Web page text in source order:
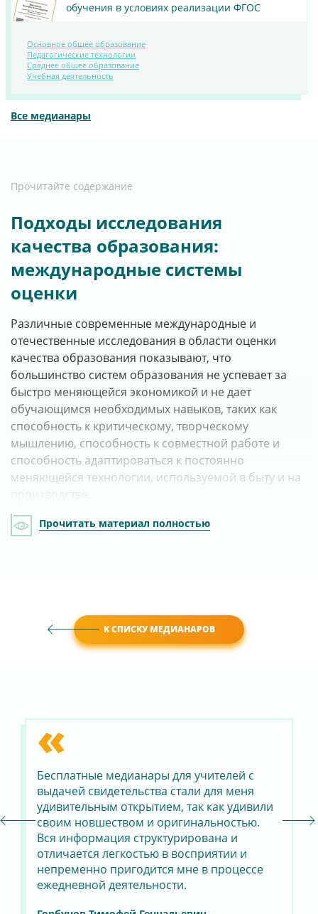
ПОСМОТРЕТЬ
МАТЕРИАЛ
обучения в условиях реализации ФГОС
Основное общее образование
Педагогические технологии
Среднее общее образование
Учебная деятельность
Все медианары
Прочитайте содержание
Подходы исследования
качества образования:
международные системы
оценки
Различные современные международные и
отечественные исследования в области оценки
качества образования показывают, что
большинство систем образования не успевает за
быстро меняющейся экономикой и не дает
обучающимся необходимых навыков, таких как
способность к критическому, творческому
мышлению, способность к совместной работе и
способность адаптироваться к постоянно
меняющейся технологии, используемой в быту и на
Прочитать материал полностью
К СПИСКУ МЕДИАНАРОВ
«
Бесплатные медианары для учителей с
выдачей свидетельства стали для меня
удивительным открытием, так как удивили
своим новшеством и оригинальностью.
Вся информация структурирована и
отличается легкостью в восприятии и
непременно пригодится мне в процессе
ежедневной деятельности.